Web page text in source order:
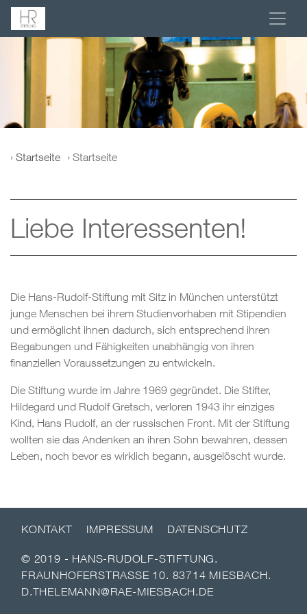
Startseite Startseite
Liebe Interessenten!
Die Hans-Rudolf-Stiftung mit Sitz in München unterstützt
junge Menschen bei ihrem Studienvorhaben mit Stipendien
und ermöglicht ihnen dadurch, sich entsprechend ihren
Begabungen und Fähigkeiten unabhängig von ihren
finanziellen Voraussetzungen zu entwickeln.
Die Stiftung wurde im Jahre 1969 gegründet. Die Stifter,
Hildegard und Rudolf Gretsch, verloren 1943 ihr einziges
Kind, Hans Rudolf, an der russischen Front. Mit der Stiftung
wollten sie das Andenken an ihren Sohn bewahren, dessen
Leben, noch bevor es wirklich begann, ausgelöscht wurde.
KONTAKT IMPRESSUM DATENSCHUTZ
© 2019 - HANS-RUDOLF-STIFTUNG.
FRAUNHOFERSTRASSE 10. 83714 MIESBACH.
D.THELEMANN@RAE-MIESBACH.DE